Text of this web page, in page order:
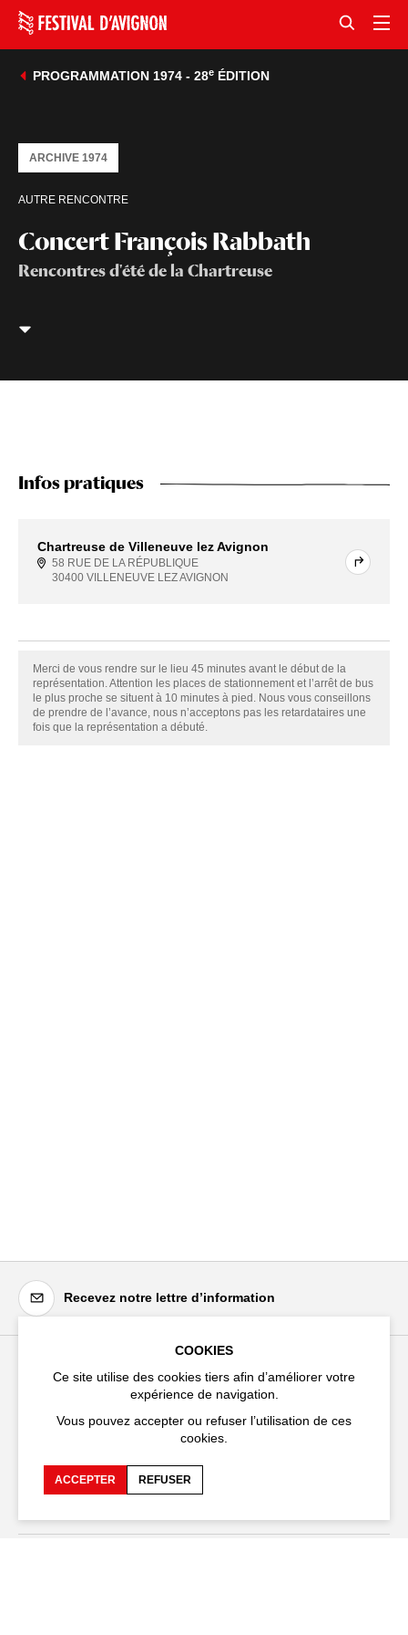
PROGRAMMATION 1974 - 28eÉDITION
Concert François Rabbath
Rencontres d'été de la Chartreuse
AUTRE RENCONTRE
ARCHIVE 1974
Infos pratiques
Chartreuse de Villeneuve lez Avignon
58 RUE DE LA RÉPUBLIQUE
30400 VILLENEUVE LEZ AVIGNON
Merci de vous rendre sur le lieu 45 minutes avant le début de la
représentation. Attention les places de stationnement et l’arrêt de bus
le plus proche se situent à 10 minutes à pied. Nous vous conseillons
de prendre de l’avance, nous n’acceptons pas les retardataires une
fois que la représentation a débuté.
Recevez notre lettre d’information
Festival d'Avignon
20 rue du Portail Boquier,
+33 (0)4 90 27 66 50
COOKIES
Ce site utilise des cookies tiers afin d’améliorer votre
expérience de navigation.
Vous pouvez accepter ou refuser l’utilisation de ces
cookies.
ACCEPTER REFUSER